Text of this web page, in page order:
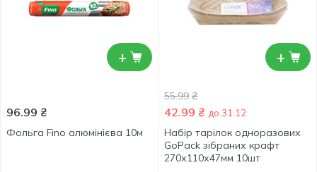
+
96.99 ₴
Фольга Fino алюмінієва 10м
+
55.99 ₴
42.99 ₴ до 31.12
Набір тарілок одноразових
GoPack зібраних крафт
270х110х47мм 10шт